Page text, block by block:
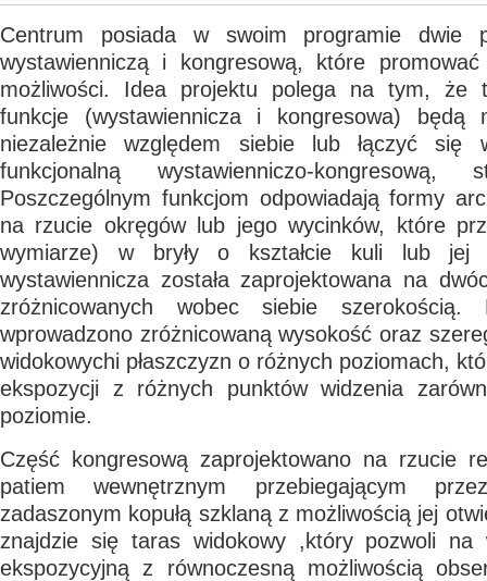
Centrum posiada w swoim programie dwie
wystawienniczą i kongresową, które
możliwości. Idea projektu polega na tym, że
funkcje (wystawiennicza i kongresowa) będą
niezależnie względem siebie lub łączyć się
funkcjonalną wystawienniczo-kongresową,
Poszczególnym funkcjom odpowiadają formy
na rzucie okręgów lub jego wycinków, które
wymiarze) w bryły o kształcie kuli lub jej
wystawiennicza została zaprojektowana na
zróżnicowanych wobec siebie
wprowadzono zróżnicowaną wysokość oraz
widokowychi płaszczyzn o różnych poziomach,
ekspozycji z różnych punktów widzenia
poziomie.
Część kongresową zaprojektowano na rzucie
patiem wewnętrznym przebiegającym
zadaszonym kopułą szklaną z możliwością jej
znajdzie się taras widokowy ,który pozwoli na
ekspozycyjną z równoczesną możliwością